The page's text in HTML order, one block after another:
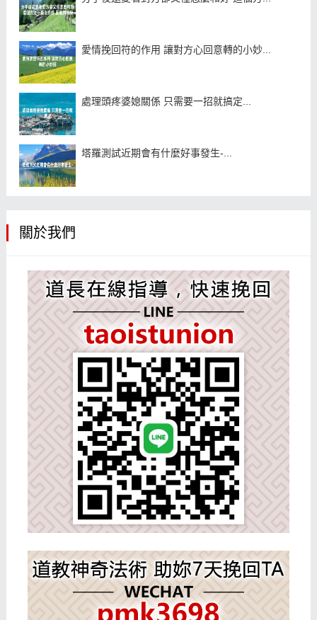
愛情挽回符的作用 讓對方心回意轉的小妙...
處理頭疼婆媳關係 只需要一招就搞定...
塔羅測試近期會有什麼好事發生-...
關於我們